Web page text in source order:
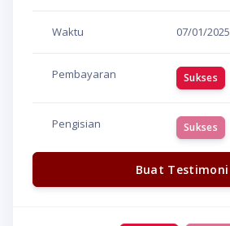
Waktu 07/01/2025
Pembayaran Sukses
Pengisian Sukses
Buat Testimoni